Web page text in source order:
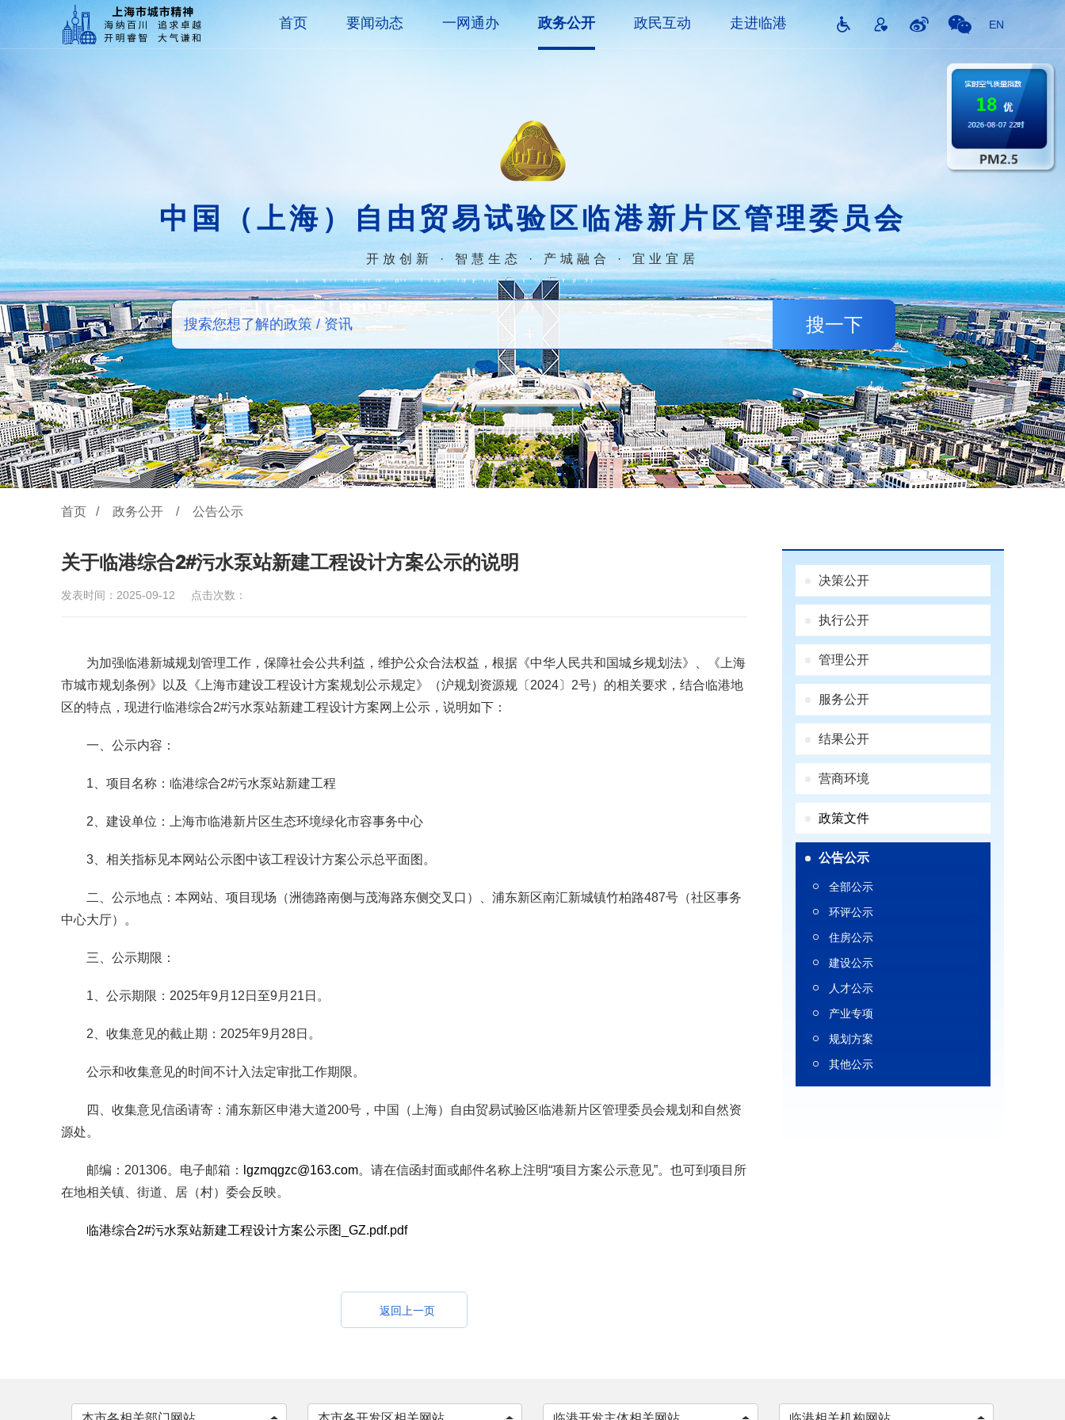
首页 要闻动态 一网通办 政务公开 政民互动 走进临港 EN
中国（上海）自由贸易试验区临港新片区管理委员会
开放创新 · 智慧生态 · 产城融合 · 宜业宜居
首页 / 政务公开 / 公告公示
决策公开
执行公开
管理公开
服务公开
结果公开
营商环境
政策文件
公告公示
全部公示
环评公示
住房公示
建设公示
人才公示
产业专项
规划方案
其他公示
关于临港综合2#污水泵站新建工程设计方案公示的说明
发表时间：2025-09-12 点击次数：
为加强临港新城规划管理工作，保障社会公共利益，维护公众合法权益，根据《中华人民共和国城乡规划法》、《上海
市城市规划条例》以及《上海市建设工程设计方案规划公示规定》（沪规划资源规〔2024〕2号）的相关要求，结合临港地
区的特点，现进行临港综合2#污水泵站新建工程设计方案网上公示，说明如下：
一、公示内容：
1、项目名称：临港综合2#污水泵站新建工程
2、建设单位：上海市临港新片区生态环境绿化市容事务中心
3、相关指标见本网站公示图中该工程设计方案公示总平面图。
二、公示地点：本网站、项目现场（洲德路南侧与茂海路东侧交叉口）、浦东新区南汇新城镇竹柏路487号（社区事务
中心大厅）。
三、公示期限：
1、公示期限：2025年9月12日至9月21日。
2、收集意见的截止期：2025年9月28日。
公示和收集意见的时间不计入法定审批工作期限。
四、收集意见信函请寄：浦东新区申港大道200号，中国（上海）自由贸易试验区临港新片区管理委员会规划和自然资
源处。
邮编：201306。电子邮箱： lgzmqgzc@163.com。请在信函封面或邮件名称上注明“项目方案公示意见”。也可到项目所
在地相关镇、街道、居（村）委会反映。
临港综合2#污水泵站新建工程设计方案公示图_GZ.pdf.pdf
返回上一页